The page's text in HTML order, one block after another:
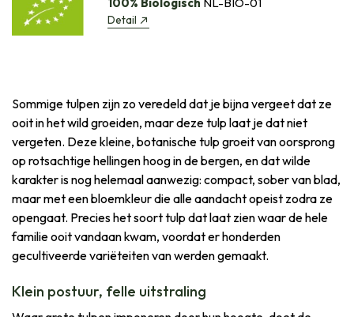
Detail
Sommige tulpen zijn zo veredeld dat je bijna vergeet dat ze
ooit in het wild groeiden, maar deze tulp laat je dat niet
vergeten. Deze kleine, botanische tulp groeit van oorsprong
op rotsachtige hellingen hoog in de bergen, en dat wilde
karakter is nog helemaal aanwezig: compact, sober van blad,
maar met een bloemkleur die alle aandacht opeist zodra ze
opengaat. Precies het soort tulp dat laat zien waar de hele
familie ooit vandaan kwam, voordat er honderden
gecultiveerde variëteiten van werden gemaakt.
Klein postuur, felle uitstraling